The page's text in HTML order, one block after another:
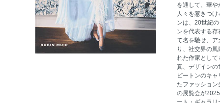
を通して、華
人々を惹きつ
ンは、20世紀
ンを代表する
て名を馳せ、ア
り、社交界の
れた作家として
真、デザインの
ビートンのキ
たファッショ
の展覧会が